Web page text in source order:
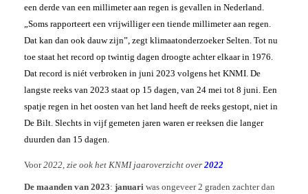
een derde van een millimeter aan regen is gevallen in Nederland.
„Soms rapporteert een vrijwilliger een tiende millimeter aan regen.
Dat kan dan ook dauw zijn”, zegt klimaatonderzoeker Selten. Tot nu
toe staat het record op twintig dagen droogte achter elkaar in 1976.
Dat record is niét verbroken in juni 2023 volgens het KNMI. De
langste reeks van 2023 staat op 15 dagen, van 24 mei tot 8 juni. Een
spatje regen in het oosten van het land heeft de reeks gestopt, niet in
De Bilt. Slechts in vijf gemeten jaren waren er reeksen die langer
duurden dan 15 dagen.
Voor2022, zie ook het KNMI jaaroverzicht over 2022
De maanden van 2023: januari was ongeveer 2 graden zachter dan